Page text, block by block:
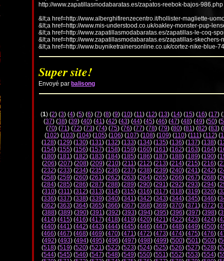
http://www.zapatillasmodabaratas.es/zapatos-reebok-bajos-986.php
&lt;a href=http://www.alberghifirenzecentro.it/hollister-magliette-
&lt;a href=http://www.mis-understood.co.uk/oakley-monster-pup-
&lt;a href=http://www.zapatillasmodabaratas.es/zapatillas-le-coq-
&lt;a href=http://www.zapatillasmodabaratas.es/zapatillas-
&lt;a href=http://www.buyniketrainersonline.co.uk/cortez-nike-blue-
Super site!
Envoyé par balisong
(1) (2) (3) (4) (5) (6) (7) (8) (9) (10) (11) (12) (13) (14) (15) (16) (17) (
(37) (38) (39) (40) (41) (42) (43) (44) (45) (46) (47) (48) (49) (50) (
(70) (71) (72) (73) (74) (75) (76) (77) (78) (79) (80) (81) (82) (83) (
(102) (103) (104) (105) (106) (107) (108) (109) (110) (111) (112) (
(128) (129) (130) (131) (132) (133) (134) (135) (136) (137) (138) (
(154) (155) (156) (157) (158) (159) (160) (161) (162) (163) (164) (
(180) (181) (182) (183) (184) (185) (186) (187) (188) (189) (190) (
(206) (207) (208) (209) (210) (211) (212) (213) (214) (215) (216) (
(232) (233) (234) (235) (236) (237) (238) (239) (240) (241) (242) (
(258) (259) (260) (261) (262) (263) (264) (265) (266) (267) (268) (
(284) (285) (286) (287) (288) (289) (290) (291) (292) (293) (294) (
(310) (311) (312) (313) (314) (315) (316) (317) (318) (319) (320) (
(336) (337) (338) (339) (340) (341) (342) (343) (344) (345) (346) (
(362) (363) (364) (365) (366) (367) (368) (369) (370) (371) (372) (
(388) (389) (390) (391) (392) (393) (394) (395) (396) (397) (398) (
(414) (415) (416) (417) (418) (419) (420) (421) (422) (423) (424) (
(440) (441) (442) (443) (444) (445) (446) (447) (448) (449) (450) (
(466) (467) (468) (469) (470) (471) (472) (473) (474) (475) (476) (
(492) (493) (494) (495) (496) (497) (498) (499) (500) (501) (502) (
(518) (519) (520) (521) (522) (523) (524) (525) (526) (527) (528) (
(544) (545) (546) (547) (548) (549) (550) (551) (552) (553) (554) (